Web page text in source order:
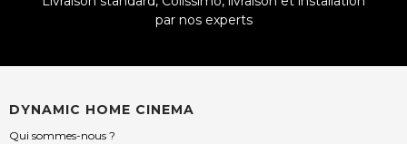
par nos experts
DYNAMIC HOME CINEMA
Qui sommes-nous ?